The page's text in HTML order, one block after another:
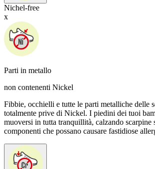
Nichel-free
x
Parti in metallo
non contenenti Nickel
Fibbie, occhielli e tutte le parti metalliche delle
totalmente prive di Nickel. I piedini dei tuoi
muoversi in tutta tranquillità, calzando scarpine
componenti che possano causare fastidiose